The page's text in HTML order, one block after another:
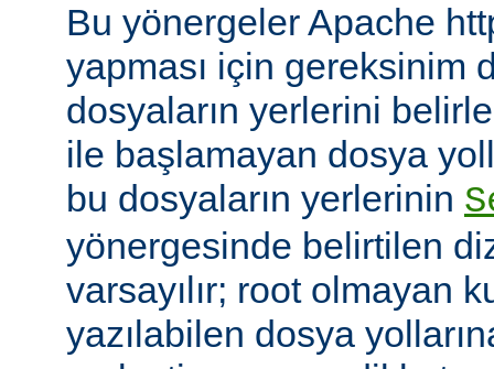
Bu yönergeler Apache
yapması için gereksinim
dosyaların yerlerini
ile başlamayan dosya
bu dosyaların yerlerinin
yönergesinde belirtilen
varsayılır; root olmayan
yazılabilen dosya